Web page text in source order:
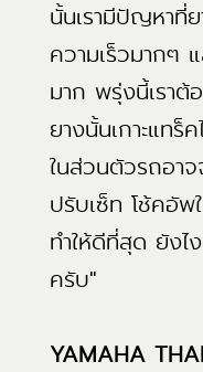
นั้นเรามีปัญหาที่
ความเร็วมากๆ
มาก พรุ่งนี้เราต้
ยางนั้นเกาะแทร็
ในส่วนตัวรถอา
ปรับเซ็ท โช้คอัพ
ทำให้ดีที่สุด ยัง
ครับ"
YAMAHA